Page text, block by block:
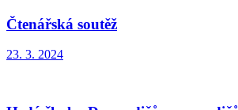
Čtenářská soutěž
23. 3. 2024